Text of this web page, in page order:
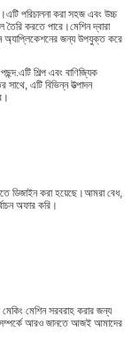
পরিচালনা করা সহজ এবং উচ্চ
করতে পারে।মেশিন দ্বারা
অ্যাপ্লিকেশনের জন্য উপযুক্ত করে
শিল্প এবং বাণিজ্যিক
এটি বিভিন্ন উত্পাদন
ডিজাইন করা হয়েছে।আমরা বেধ,
অফার করি।
মেশিন সরবরাহ করার জন্য
সম্পর্কে আরও জানতে আজই আমাদের